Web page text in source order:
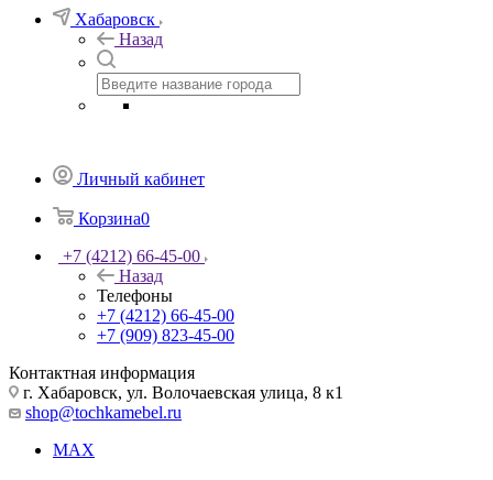
Хабаровск
Назад
Личный кабинет
Корзина0
+7 (4212) 66-45-00
Назад
Телефоны
+7 (4212) 66-45-00
+7 (909) 823-45-00
Контактная информация
г. Хабаровск, ул. Волочаевская улица, 8 к1
shop@tochkamebel.ru
MAX